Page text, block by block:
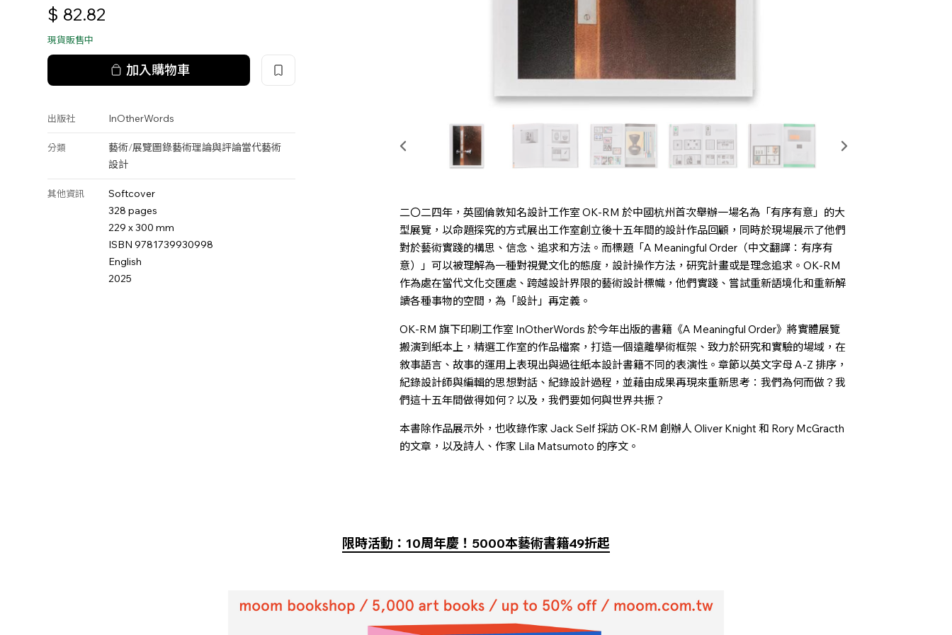
$ 82.82
現貨販售中
加入購物車
出版社 InOtherWords
分類 藝術/展覽圖錄藝術理論與評論當代藝術
設計
其他資訊
Softcover
328 pages
229 x 300 mm
ISBN 9781739930998
English
2025
二〇二四年，英國倫敦知名設計工作室 OK-RM 於中國杭州首次舉辦一場名為「有序有意」的大
型展覽，以命題探究的方式展出工作室創立後十五年間的設計作品回顧，同時於現場展示了他們
對於藝術實踐的構思、信念、追求和方法。而標題「A Meaningful Order（中文翻譯：有序有
意）」可以被理解為一種對視覺文化的態度，設計操作方法，研究計畫或是理念追求。OK-RM
作為處在當代文化交匯處、跨越設計界限的藝術設計標幟，他們實踐、嘗試重新語境化和重新解
讀各種事物的空間，為「設計」再定義。
OK-RM 旗下印刷工作室 InOtherWords 於今年出版的書籍《A Meaningful Order》將實體展覽
搬演到紙本上，精選工作室的作品檔案，打造一個遠離學術框架、致力於研究和實驗的場域，在
敘事語言、故事的運用上表現出與過往紙本設計書籍不同的表演性。章節以英文字母 A-Z 排序，
紀錄設計師與編輯的思想對話、紀錄設計過程，並藉由成果再現來重新思考：我們為何而做？我
們這十五年間做得如何？以及，我們要如何與世界共振？
本書除作品展示外，也收錄作家 Jack Self 採訪 OK-RM 創辦人 Oliver Knight 和 Rory McGracth
的文章，以及詩人、作家 Lila Matsumoto 的序文。
限時活動：10周年慶！5000本藝術書籍49折起